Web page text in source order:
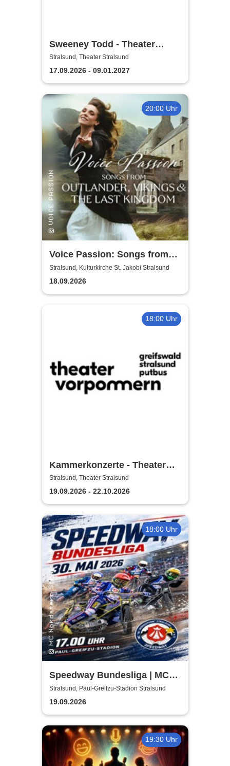
Sweeney Todd - Theater
Vorpommern
Stralsund, Theater Stralsund
17.09.2026 - 09.01.2027
20:00 Uhr
Voice Passion: Songs from
Outlander, Vikings & The Last
Kingdom
Stralsund, Kulturkirche St. Jakobi Stralsund
18.09.2026
18:00 Uhr
Kammerkonzerte - Theater
Vorpommern
Stralsund, Theater Stralsund
19.09.2026 - 22.10.2026
18:00 Uhr
Speedway Bundesliga | MC
Nordstern Stralsund
Stralsund, Paul-Greifzu-Stadion Stralsund
19.09.2026
19:30 Uhr